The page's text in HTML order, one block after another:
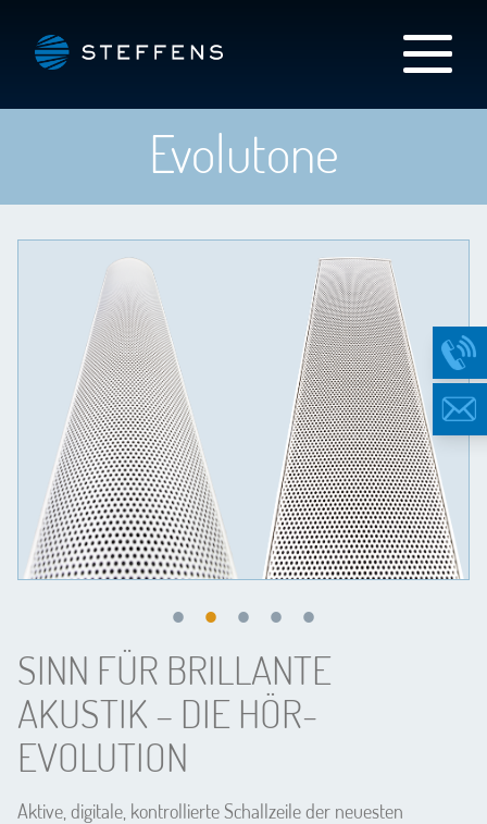
Evolutone
SINN FÜR BRILLANTE
AKUSTIK – DIE HÖR-
EVOLUTION
Aktive, digitale, kontrollierte Schallzeile der neuesten